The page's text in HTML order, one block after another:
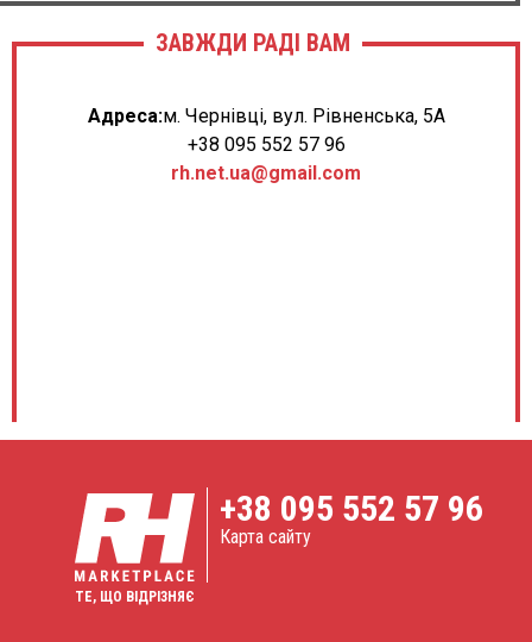
ЗАВЖДИ РАДІ ВАМ
Адреса:м. Чернівці, вул. Рівненська, 5А
+38 095 552 57 96
rh.net.ua@gmail.com
ТЕ, ЩО ВІДРІЗНЯЄ
+38 095 552 57 96
Карта сайту